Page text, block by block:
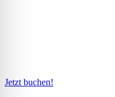
Jetzt buchen!